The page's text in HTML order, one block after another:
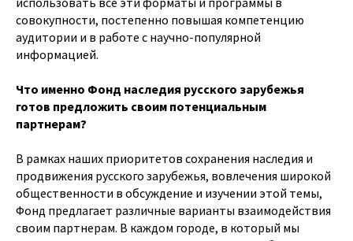
совокупности, постепенно повышая компетенцию
аудитории и в работе с научно-популярной
информацией.
Что именно Фонд наследия русского зарубежья
готов предложить своим потенциальным
партнерам?
В рамках наших приоритетов сохранения наследия и
продвижения русского зарубежья, вовлечения широкой
общественности в обсуждение и изучении этой темы,
Фонд предлагает различные варианты взаимодействия
своим партнерам. В каждом городе, в который мы